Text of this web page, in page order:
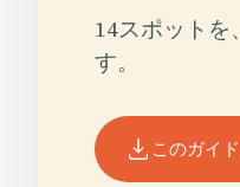
14スポット
す。
このガイ